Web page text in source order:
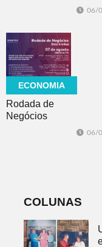
comunidade
acadêmica em
debate sobre o
feminicídio
06/
ECONOMIA
Rodada de
Negócios
06/
COLUNAS